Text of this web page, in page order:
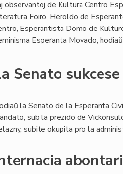
observantoj de Kultura Centro
Foiro, Heroldo de
Esperantista Domo de
Esperanta Movado,
Senato
la Senato de la Esperanta
sub la prezido de
subite okupita pro la